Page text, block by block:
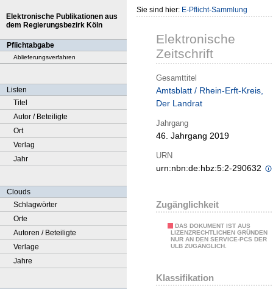
Elektronische Publikationen aus
dem Regierungsbezirk Köln
Pflichtabgabe
Ablieferungsverfahren
Listen
Titel
Autor / Beteiligte
Ort
Verlag
Jahr
Clouds
Schlagwörter
Orte
Autoren / Beteiligte
Verlage
Jahre
Sie sind hier: E-Pflicht-Sammlung
Elektronische
Zeitschrift
Gesamttitel
Amtsblatt / Rhein-Erft-Kreis,
Der Landrat
Jahrgang
46. Jahrgang 2019
URN
urn:nbn:de:hbz:5:2-290632
Zugänglichkeit
DAS DOKUMENT IST AUS
LIZENZRECHTLICHEN GRÜNDEN
NUR AN DEN SERVICE-PCS DER
ULB ZUGÄNGLICH.
Klassifikation